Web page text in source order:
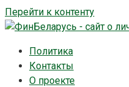
Перейти к контенту
Политика
Контакты
О проекте